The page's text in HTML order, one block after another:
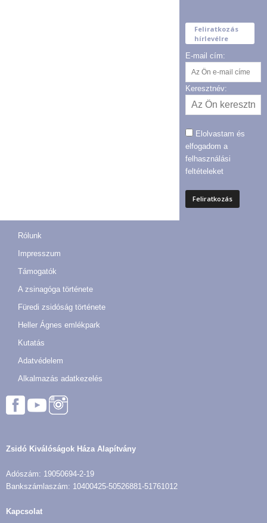
Feliratkozás
hírlevélre
E-mail cím:
Keresztnév:
Elolvastam és
elfogadom a
felhasználási
feltételeket
Rólunk
Impresszum
Támogatók
A zsinagóga története
Füredi zsidóság története
Heller Ágnes emlékpark
Kutatás
Adatvédelem
Alkalmazás adatkezelés
Zsidó Kiválóságok Háza Alapítvány
Adószám: 19050694-2-19
Bankszámlaszám: 10400425-50526881-51761012
Kapcsolat